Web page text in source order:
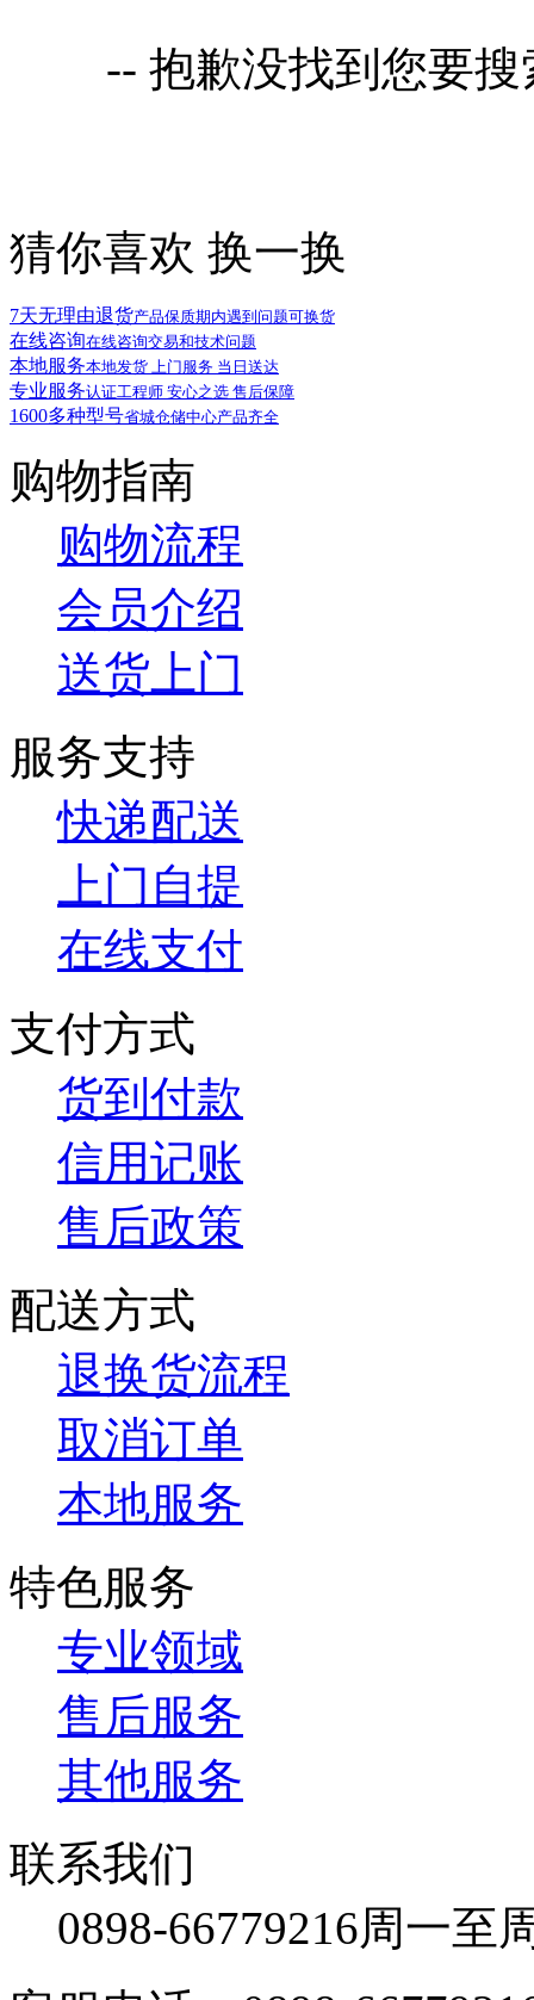
-- 抱歉没找到您要
猜你喜欢 换一换
7天无理由退货产品保质期内遇到问题可换货
在线咨询在线咨询交易和技术问题
本地服务本地发货 上门服务 当日送达
专业服务认证工程师 安心之选 售后保障
1600多种型号省城仓储中心产品齐全
购物指南
购物流程
会员介绍
送货上门
服务支持
快递配送
上门自提
在线支付
支付方式
货到付款
信用记账
售后政策
配送方式
退换货流程
取消订单
本地服务
特色服务
专业领域
售后服务
其他服务
联系我们
0898-66779216周一至